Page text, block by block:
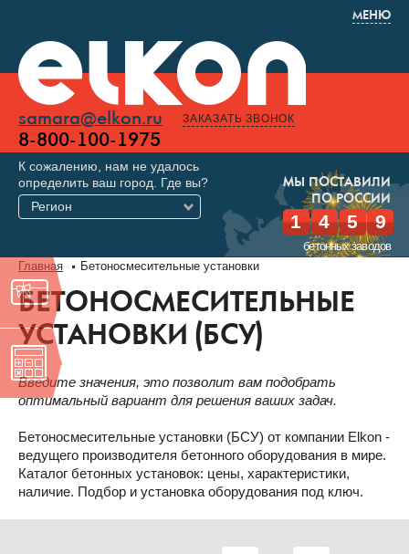
МЕНЮ
samara@elkon.ru
8-800-100-1975
ЗАКАЗАТЬ ЗВОНОК
МЫ ПОСТАВИЛИ
ПО РОССИИ
1 4 5 9
бетонных заводов
К сожалению, нам не удалось
определить ваш город. Где вы?
Регион
Главная Бетоносмесительные установки
БЕТОНОСМЕСИТЕЛЬНЫЕ
УСТАНОВКИ (БСУ)
Введите значения, это позволит вам подобрать
оптимальный вариант для решения ваших задач.
Бетоносмесительные установки (БСУ) от компании Elkon -
ведущего производителя бетонного оборудования в мире.
Каталог бетонных установок: цены, характеристики,
наличие. Подбор и установка оборудования под ключ.